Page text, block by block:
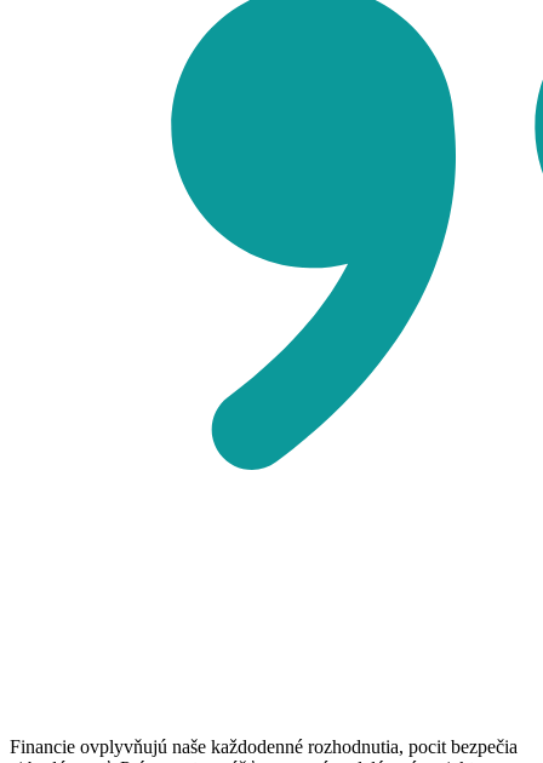
Financie ovplyvňujú naše každodenné rozhodnutia, pocit bezpečia